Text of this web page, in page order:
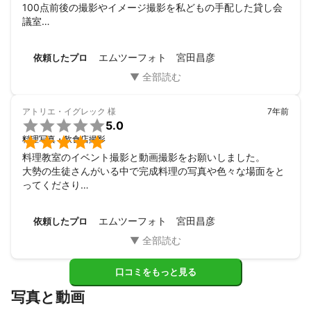
100点前後の撮影やイメージ撮影を私どもの手配した貸し会
議室
す。
価格も２日ですが一式でのご提案で予算内で収まり助かりま
依頼したプロ エムツーフォト 宮田昌彦
アトリエ・イグレック 様


5.0
料理写真・飲食店撮影
7年前
料理教室のイベント撮影と動画撮影をお願いしました。
大勢の生徒さんがいる中で完成料理の写真や色々な場面をと
ってくださり
盛りだくさんなのに見積もりを安価にして下さり、またお願
依頼したプロ エムツーフォト 宮田昌彦
口コミをもっと見る
写真と動画